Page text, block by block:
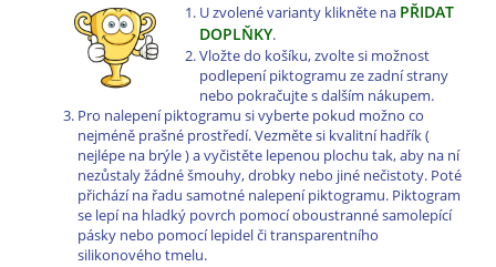
U zvolené varianty klikněte na PŘIDAT
DOPLŇKY.
Vložte do košíku, zvolte si možnost
podlepení piktogramu ze zadní strany
nebo pokračujte s dalším nákupem.
Pro nalepení piktogramu si vyberte pokud možno co
nejméně prašné prostředí. Vezměte si kvalitní hadřík (
nejlépe na brýle ) a vyčistěte lepenou plochu tak, aby na ní
nezůstaly žádné šmouhy, drobky nebo jiné nečistoty. Poté
přichází na řadu samotné nalepení piktogramu. Piktogram
se lepí na hladký povrch pomocí oboustranné samolepící
pásky nebo pomocí lepidel či transparentního
silikonového tmelu.